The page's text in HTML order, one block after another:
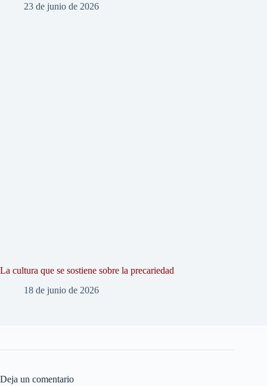
23 de junio de 2026
La cultura que se sostiene sobre la precariedad
18 de junio de 2026
Deja un comentario